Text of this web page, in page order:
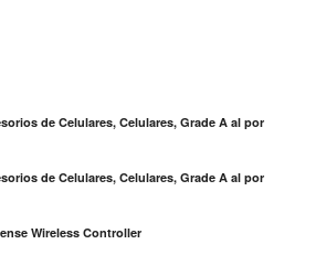
de Celulares, Celulares, Grade A al por
de Celulares, Celulares, Grade A al por
Wireless Controller